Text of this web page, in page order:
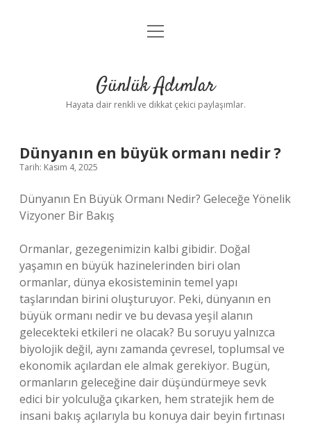
Anasayfa
Yasal Uyarı
menüyü
Günlük Adımlar
Hayata dair renkli ve dikkat çekici paylaşımlar.
Dünyanın en büyük ormanı nedir ?
Tarih: Kasım 4, 2025
Dünyanın En Büyük Ormanı Nedir? Geleceğe Yönelik
Vizyoner Bir Bakış
Ormanlar, gezegenimizin kalbi gibidir. Doğal
yaşamın en büyük hazinelerinden biri olan
ormanlar, dünya ekosisteminin temel yapı
taşlarından birini oluşturuyor. Peki, dünyanın en
büyük ormanı nedir ve bu devasa yeşil alanın
gelecekteki etkileri ne olacak? Bu soruyu yalnızca
biyolojik değil, aynı zamanda çevresel, toplumsal ve
ekonomik açılardan ele almak gerekiyor. Bugün,
ormanların geleceğine dair düşündürmeye sevk
edici bir yolculuğa çıkarken, hem stratejik hem de
insani bakış açılarıyla bu konuya dair beyin fırtınası